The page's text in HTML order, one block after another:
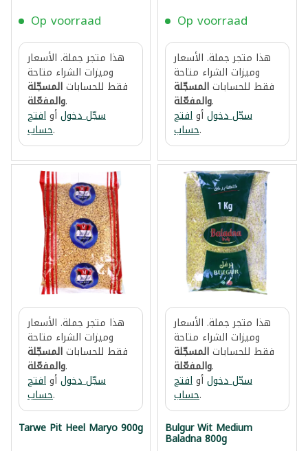
Op voorraad
هذا متجر جملة. الأسعار
وميزات الشراء متاحة
فقط للحساباتالمسجّلة
والمفعّلة.
سجّل دخولأوافتح
حساب.
Op voorraad
هذا متجر جملة. الأسعار
وميزات الشراء متاحة
فقط للحساباتالمسجّلة
والمفعّلة.
سجّل دخولأوافتح
حساب.
هذا متجر جملة. الأسعار
وميزات الشراء متاحة
فقط للحساباتالمسجّلة
والمفعّلة.
سجّل دخولأوافتح
حساب.
Tarwe Pit Heel Maryo 900g
هذا متجر جملة. الأسعار
وميزات الشراء متاحة
فقط للحساباتالمسجّلة
والمفعّلة.
سجّل دخولأوافتح
حساب.
Bulgur Wit Medium
Baladna 800g